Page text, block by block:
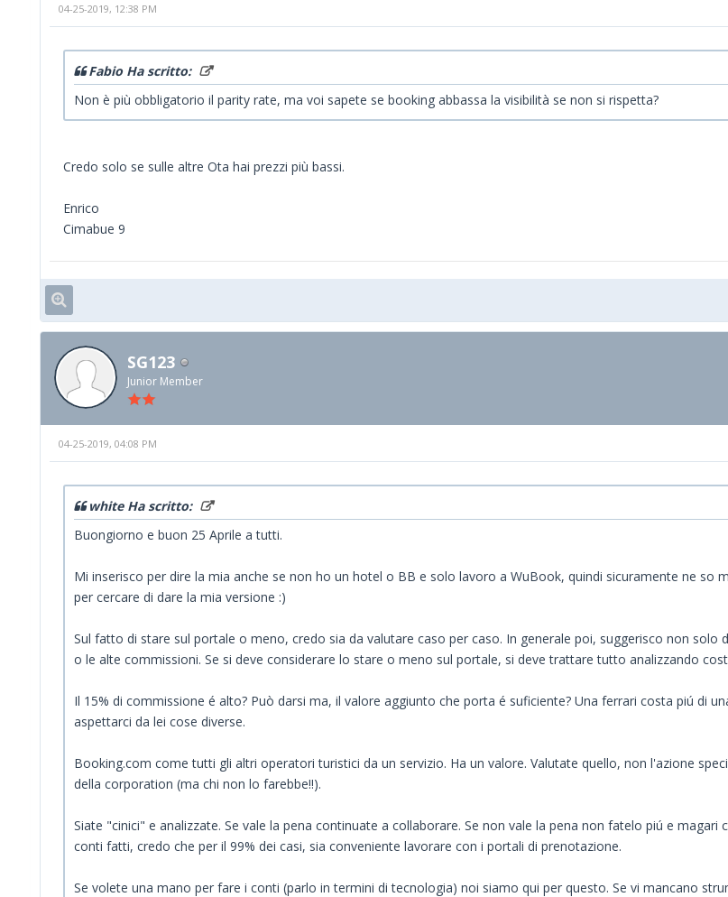
04-25-2019, 12:38 PM
Fabio Ha scritto:
Non è più obbligatorio il parity rate, ma voi sapete se booking abbassa la visibilità se non si rispetta?
Credo solo se sulle altre Ota hai prezzi più bassi.
Enrico
Cimabue 9
SG123
Junior Member
04-25-2019, 04:08 PM
white Ha scritto:
Buongiorno e buon 25 Aprile a tutti.
Mi inserisco per dire la mia anche se non ho un hotel o BB e solo lavoro a WuBook, quindi sicuramente ne
per cercare di dare la mia versione :)
Sul fatto di stare sul portale o meno, credo sia da valutare caso per caso. In generale poi, suggerisco non
o le alte commissioni. Se si deve considerare lo stare o meno sul portale, si deve trattare tutto analizzando
Il 15% di commissione é alto? Può darsi ma, il valore aggiunto che porta é suficiente? Una ferrari costa piú di
aspettarci da lei cose diverse.
Booking.com come tutti gli altri operatori turistici da un servizio. Ha un valore. Valutate quello, non l'azione
della corporation (ma chi non lo farebbe!!).
Siate "cinici" e analizzate. Se vale la pena continuate a collaborare. Se non vale la pena non fatelo piú e
conti fatti, credo che per il 99% dei casi, sia conveniente lavorare con i portali di prenotazione.
Se volete una mano per fare i conti (parlo in termini di tecnologia) noi siamo qui per questo. Se vi mancano